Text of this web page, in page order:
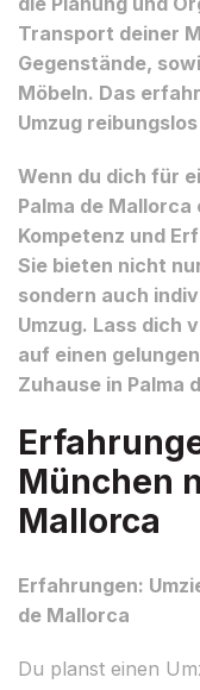
Transport deiner
Gegenstände,
Möbeln. Das
Umzug
Wenn du dich für
Palma de
Kompetenz und
Sie bieten nicht
sondern auch
Umzug. Lass dich
auf einen
Zuhause in Palma
München
Mallorca
Erfahrungen:
de Mallorca
Du planst einen